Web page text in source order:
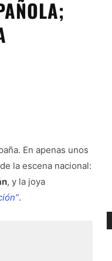
En apenas unos
la escena nacional:
, y la joya
.